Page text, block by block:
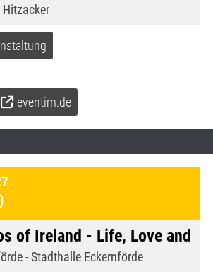
eventim.de
of Ireland - Life, Love and
- Stadthalle Eckernförde